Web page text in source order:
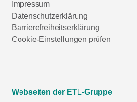
Impressum
Datenschutzerklärung
Barrierefreiheitserklärung
Cookie-Einstellungen prüfen
Webseiten der ETL-Gruppe